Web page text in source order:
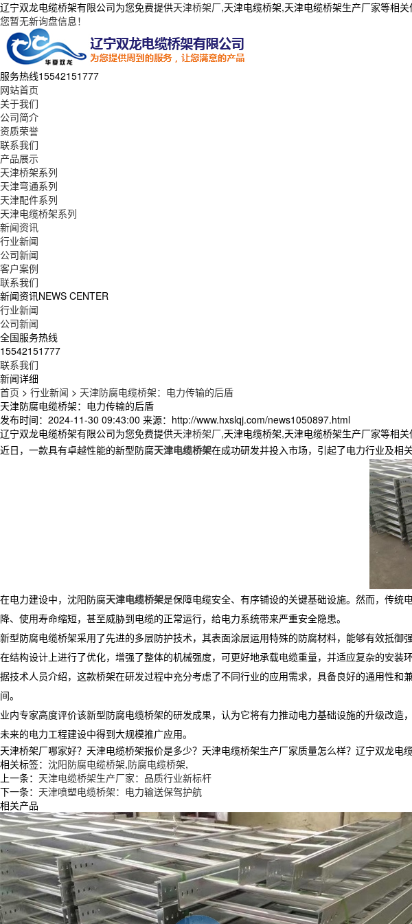
辽宁双龙电缆桥架有限公司为您免费提供天津桥架厂,天津电缆桥架,天津电缆桥架生产厂家等相关
您暂无新询盘信息！
服务热线15542151777
网站首页
关于我们
公司简介
资质荣誉
联系我们
产品展示
天津桥架系列
天津弯通系列
天津配件系列
天津电缆桥架系列
新闻资讯
行业新闻
公司新闻
客户案例
联系我们
新闻资讯NEWS CENTER
行业新闻
公司新闻
全国服务热线
15542151777
联系我们
新闻详细
首页 > 行业新闻 > 天津防腐电缆桥架：电力传输的后盾
天津防腐电缆桥架：电力传输的后盾
发布时间：2024-11-30 09:43:00 来源：http://www.hxslqj.com/news1050897.html
辽宁双龙电缆桥架有限公司为您免费提供天津桥架厂,天津电缆桥架,天津电缆桥架生产厂家等相关
近日，一款具有卓越性能的新型防腐天津电缆桥架在成功研发并投入市场，引起了电力行业及相
在电力建设中，沈阳防腐天津电缆桥架是保障电缆安全、有序铺设的关键基础设施。然而，传统
降、使用寿命缩短，甚至威胁到电缆的正常运行，给电力系统带来严重安全隐患。
新型防腐电缆桥架采用了先进的多层防护技术，其表面涂层运用特殊的防腐材料，能够有效抵
在结构设计上进行了优化，增强了整体的机械强度，可更好地承载电缆重量，并适应复杂的安装环
据技术人员介绍，这款桥架在研发过程中充分考虑了不同行业的应用需求，具备良好的通用性
间。
业内专家高度评价该新型防腐电缆桥架的研发成果，认为它将有力推动电力基础设施的升级改
未来的电力工程建设中得到大规模推广应用。
天津桥架厂哪家好？天津电缆桥架报价是多少？天津电缆桥架生产厂家质量怎么样？辽宁双龙
相关标签： 沈阳防腐电缆桥架,防腐电缆桥架,
上一条： 天津电缆桥架生产厂家：品质行业新标杆
下一条： 天津喷塑电缆桥架：电力输送保驾护航
相关产品